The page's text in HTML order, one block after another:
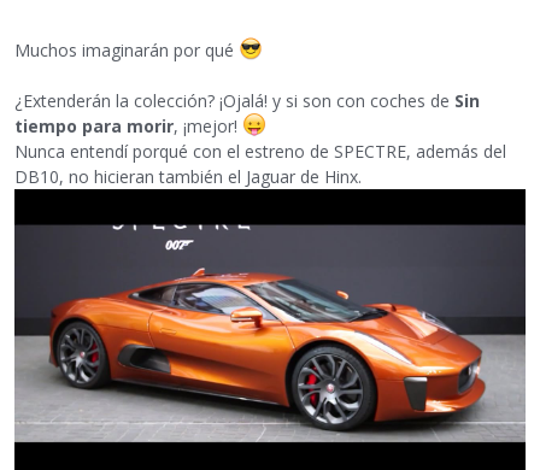
Muchos imaginarán por qué
¿Extenderán la colección? ¡Ojalá! y si son con coches de Sin
tiempo para morir, ¡mejor!
Nunca entendí porqué con el estreno de SPECTRE, además del
DB10, no hicieran también el Jaguar de Hinx.